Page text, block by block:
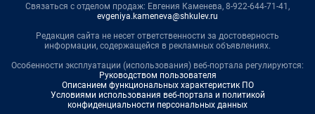
Связаться с отделом продаж: Евгения Каменева, 8-922-644-71-41,
evgeniya.kameneva@shkulev.ru
Редакция сайта не несет ответственности за достоверность
информации, содержащейся в рекламных объявлениях.
Особенности эксплуатации (использования) веб-портала регулируются:
Руководством пользователя
Описанием функциональных характеристик ПО
Условиями использования веб-портала и политикой
конфиденциальности персональных данных